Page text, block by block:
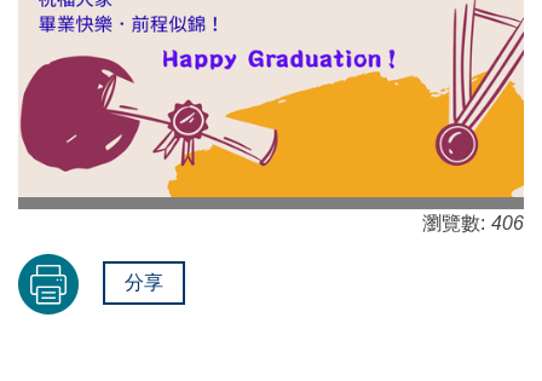
瀏覽數: 406
分享